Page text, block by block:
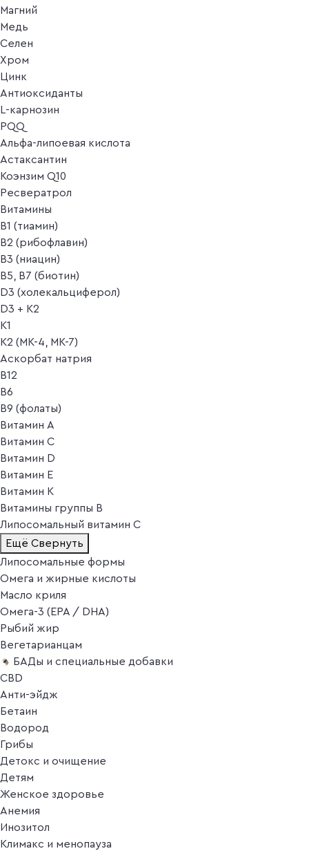
Магний
Медь
Селен
Хром
Цинк
Антиоксиданты
L-карнозин
PQQ
Альфа-липоевая кислота
Астаксантин
Коэнзим Q10
Ресвератрол
Витамины
B1 (тиамин)
B2 (рибофлавин)
B3 (ниацин)
B5, B7 (биотин)
D3 (холекальциферол)
D3 + K2
K1
K2 (MK-4, MK-7)
Аскорбат натрия
В12
В6
В9 (фолаты)
Витамин A
Витамин C
Витамин D
Витамин E
Витамин K
Витамины группы B
Липосомальный витамин C
Ещё Свернуть
Липосомальные формы
Омега и жирные кислоты
Масло криля
Омега-3 (EPA / DHA)
Рыбий жир
Вегетарианцам
БАДы и специальные добавки
CBD
Анти-эйдж
Бетаин
Водород
Грибы
Детокс и очищение
Детям
Женское здоровье
Анемия
Инозитол
Климакс и менопауза